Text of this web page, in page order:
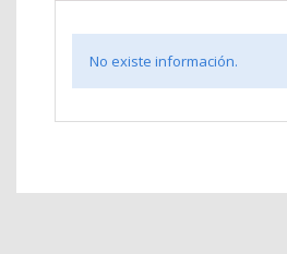
No existe información.